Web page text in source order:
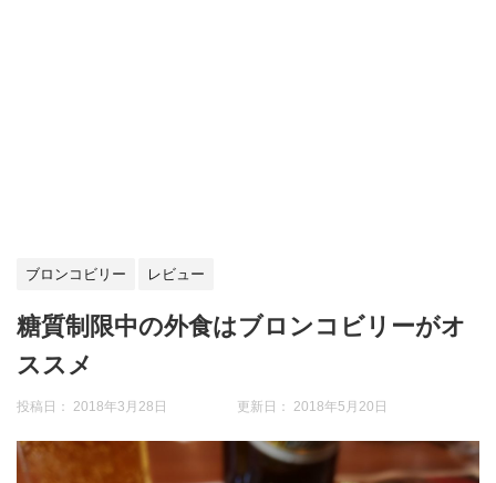
ブロンコビリー レビュー
糖質制限中の外食はブロンコビリーがオ
ススメ
投稿日： 2018年3月28日 更新日： 2018年5月20日